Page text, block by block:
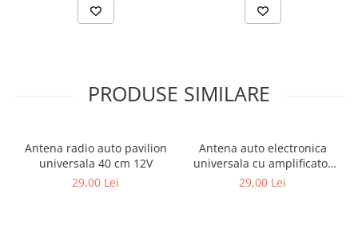
Covorase MINI
Covorase PEUGEOT
Covorase RENAULT
Covorase SEAT
Covorase SKODA
PRODUSE SIMILARE
Antena radio auto pavilion
universala 40 cm 12V
29,00 Lei
Antena auto electronica
universala cu amplificator
12V interior parbriz
29,00 Lei